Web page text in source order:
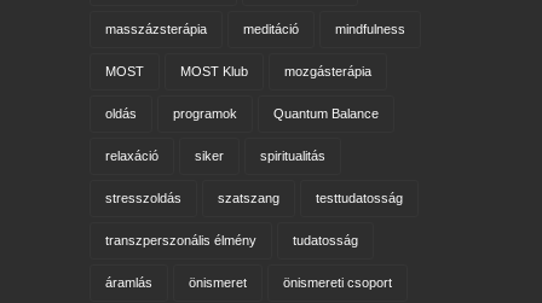
masszázsterápia meditáció mindfulness
MOST MOST Klub mozgásterápia
oldás programok Quantum Balance
relaxáció siker spiritualitás
stresszoldás szatszang testtudatosság
transzperszonális élmény tudatosság
áramlás önismeret önismereti csoport